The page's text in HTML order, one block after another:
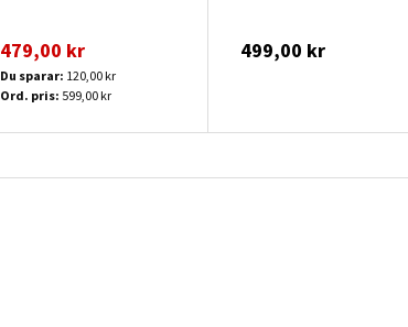
479,00 kr
Du sparar: 120,00 kr
Ord. pris: 599,00 kr
499,00 kr